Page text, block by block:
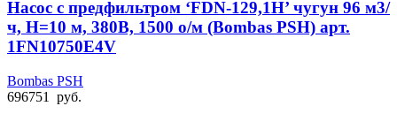
Насос с предфильтром ‘FDN-129,1H’ чугун 96 м3/
ч, Н=10 м, 380В, 1500 о/м (Bombas PSH) арт.
1FN10750E4V
Bombas PSH
696751
руб.